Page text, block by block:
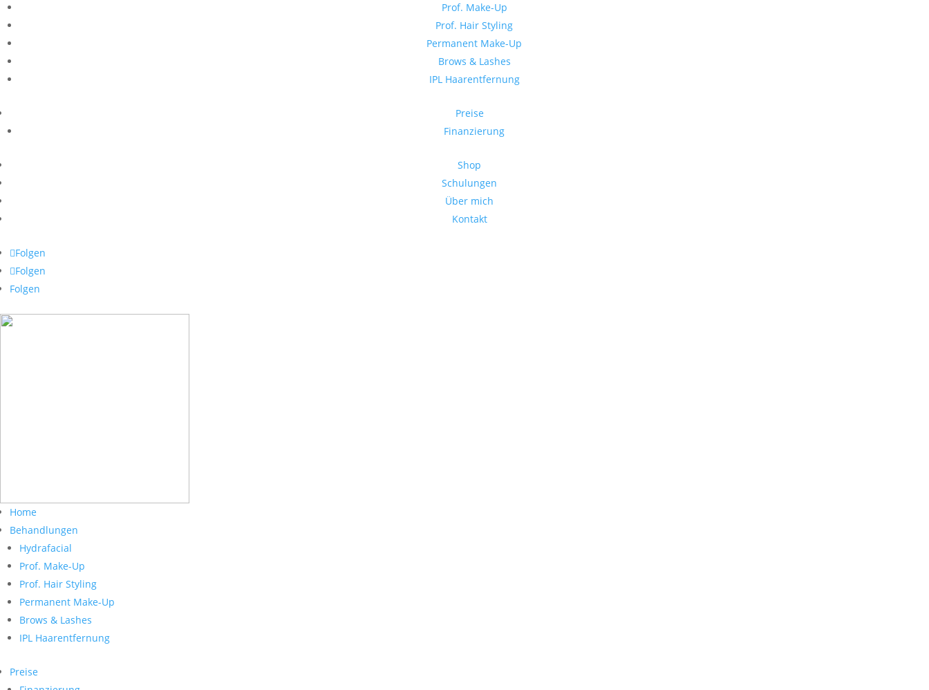
Prof. Make-Up
Prof. Hair Styling
Permanent Make-Up
Brows & Lashes
IPL Haarentfernung
Preise
Finanzierung
Shop
Schulungen
Über mich
Kontakt
Folgen
Folgen
Folgen
Home
Behandlungen
Hydrafacial
Prof. Make-Up
Prof. Hair Styling
Permanent Make-Up
Brows & Lashes
IPL Haarentfernung
Preise